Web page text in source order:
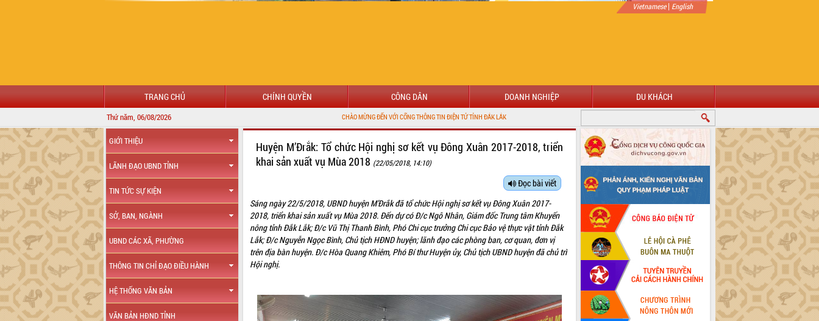
Vietnamese| English
TRANG CHỦ CHÍNH QUYỀN CÔNG DÂN DOANH NGHIỆP DU KHÁCH
Thứ năm, 06/08/2026 CHÀO MỪNG ĐẾN VỚI CỔNG THÔNG TIN ĐIỆN TỬ TỈNH ĐẮK LẮK
GIỚI THIỆU
LÃNH ĐẠO UBND TỈNH
TIN TỨC SỰ KIỆN
SỞ, BAN, NGÀNH
UBND CÁC XÃ, PHƯỜNG
THÔNG TIN CHỈ ĐẠO ĐIỀU HÀNH
HỆ THỐNG VĂN BẢN
VĂN BẢN HĐND TỈNH
Huyện M’Đrắk: Tổ chức Hội nghị sơ kết vụ Đông Xuân 2017-2018, triển
khai sản xuất vụ Mùa 2018 (22/05/2018, 14:10)
Đọc bài viết
Sáng ngày 22/5/2018, UBND huyện M’Đrắk đã tổ chức Hội nghị sơ kết vụ Đông Xuân 2017-
2018, triển khai sản xuất vụ Mùa 2018. Đến dự có Đ/c Ngô Nhân, Giám đốc Trung tâm Khuyến
nông tỉnh Đắk Lắk; Đ/c Vũ Thị Thanh Bình, Phó Chi cục trưởng Chi cục Bảo vệ thực vật tỉnh Đắk
Lắk; Đ/c Nguyễn Ngọc Bình, Chủ tịch HĐND huyện; lãnh đạo các phòng ban, cơ quan, đơn vị
trên địa bàn huyện. Đ/c Hòa Quang Khiêm, Phó Bí thư Huyện ủy, Chủ tịch UBND huyện đã chủ trì
Hội nghị.